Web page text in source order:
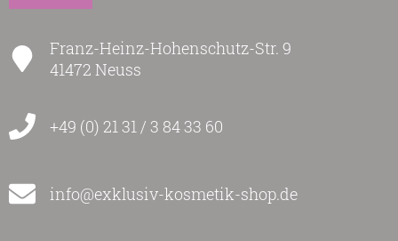
Franz-Heinz-Hohenschutz-Str. 9
41472 Neuss
+49 (0) 21 31 / 3 84 33 60
info@exklusiv-kosmetik-shop.de